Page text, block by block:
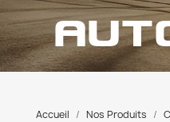
Accueil Nos Produits